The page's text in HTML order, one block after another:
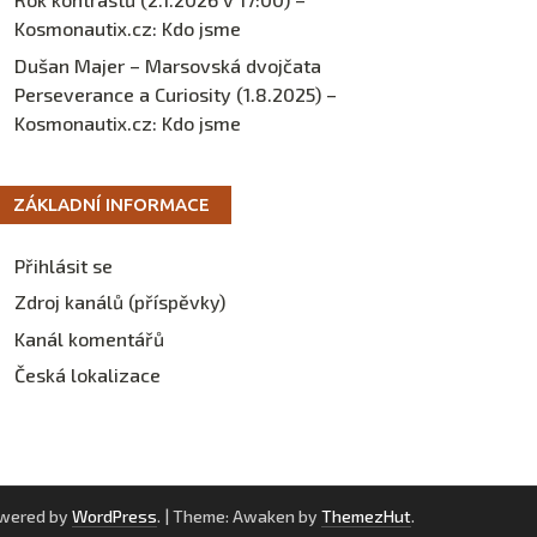
Kosmonautix.cz: Kdo jsme
Dušan Majer – Marsovská dvojčata
Perseverance a Curiosity (1.8.2025) –
Kosmonautix.cz: Kdo jsme
ZÁKLADNÍ INFORMACE
Přihlásit se
Zdroj kanálů (příspěvky)
Kanál komentářů
Česká lokalizace
by WordPress. | Theme: Awaken by ThemezHut.